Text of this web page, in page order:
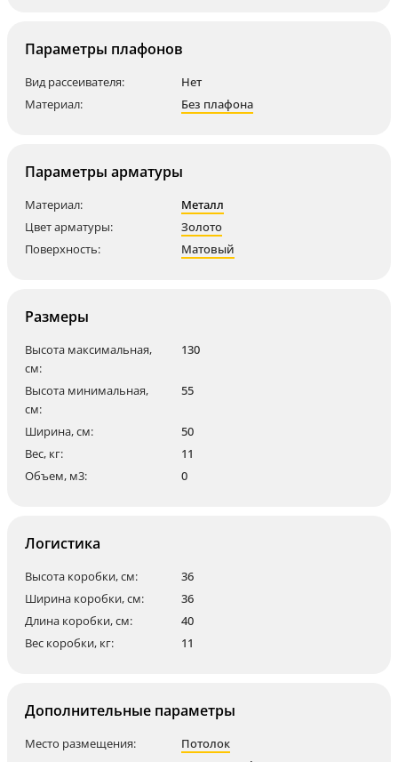
Параметры плафонов
Вид рассеивателя:
Нет
Материал:
Без плафона
Параметры арматуры
Материал:
Металл
Цвет арматуры:
Золото
Поверхность:
Матовый
Размеры
Высота максимальная,
см:
130
Высота минимальная,
см:
55
Ширина, см:
50
Вес, кг:
11
Объем, м3:
0
Логистика
Высота коробки, см:
36
Ширина коробки, см:
36
Длина коробки, см:
40
Вес коробки, кг:
11
Дополнительные параметры
Место размещения:
Потолок